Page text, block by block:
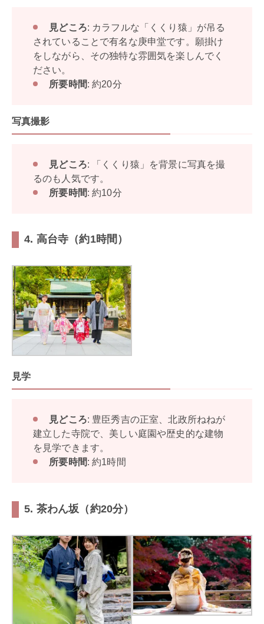
見どころ: カラフルな「くくり猿」が吊る
されていることで有名な庚申堂です。願掛け
をしながら、その独特な雰囲気を楽しんでく
ださい。
所要時間: 約20分
写真撮影
見どころ: 「くくり猿」を背景に写真を撮
るのも人気です。
所要時間: 約10分
4. 高台寺（約1時間）
見学
見どころ: 豊臣秀吉の正室、北政所ねねが
建立した寺院で、美しい庭園や歴史的な建物
を見学できます。
所要時間: 約1時間
5. 茶わん坂（約20分）